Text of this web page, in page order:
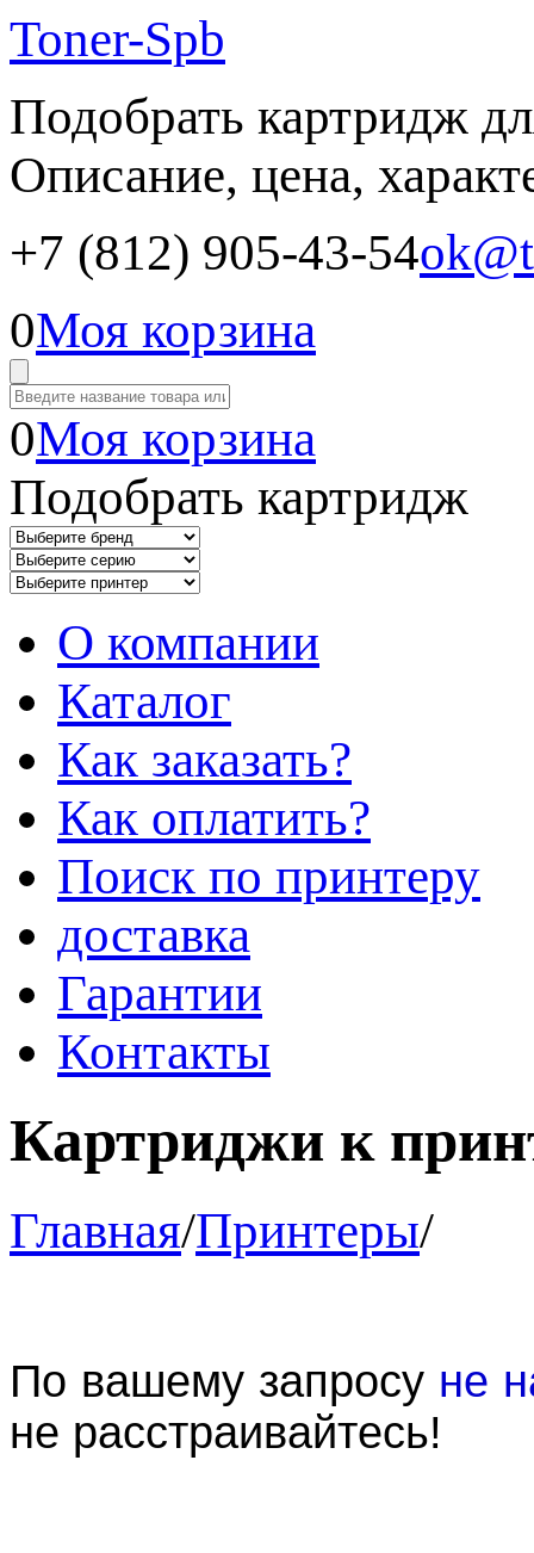
Toner-Spb
Подобрать картридж
Описание, цена,
+7 (812) 905-43-54
0Моя корзина
0Моя корзина
Подобрать картридж
О компании
Каталог
Как заказать?
Как оплатить?
Поиск по принтеру
доставка
Гарантии
Контакты
Картриджи к
Главная/Принтеры/
По вашему запросу не
не расстраивайтесь!